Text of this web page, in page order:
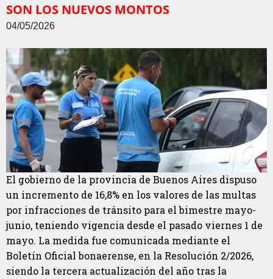
SON LOS NUEVOS MONTOS
04/05/2026
El gobierno de la provincia de Buenos Aires dispuso
un incremento de 16,8% en los valores de las multas
por infracciones de tránsito para el bimestre mayo-
junio, teniendo vigencia desde el pasado viernes 1 de
mayo. La medida fue comunicada mediante el
Boletín Oficial bonaerense, en la Resolución 2/2026,
siendo la tercera actualización del año tras la